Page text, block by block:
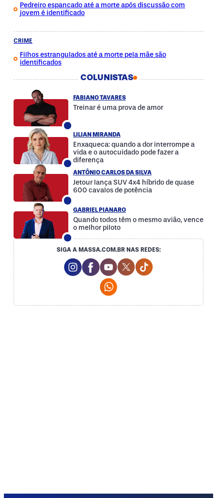
Pedreiro espancado até a morte após discussão com
jovem é identificado
CRIME
Filhos estrangulados até a morte pela mãe são
identificados
COLUNISTAS
FABIANO TAVARES
Treinar é uma prova de amor
LILIAN MIRANDA
Enxaqueca: quando a dor interrompe a
vida e o autocuidado pode fazer a
diferença
ANTÔNIO CARLOS DA SILVA
Jetour lança SUV 4x4 híbrido de quase
600 cavalos de potência
GABRIEL PIANARO
Quando todos têm o mesmo avião, vence
o melhor piloto
SIGA A MASSA.COM.BR NAS REDES:
Instagram Social Media
Facebook Social Media
Youtube Social Media
Twitter Social Media
Tiktok Social